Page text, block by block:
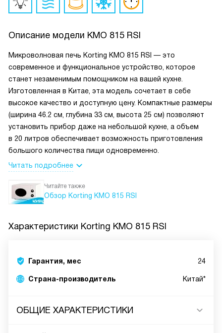
Описание модели KMO 815 RSI
Микроволновая печь Korting KMO 815 RSI — это
современное и функциональное устройство, которое
станет незаменимым помощником на вашей кухне.
Изготовленная в Китае, эта модель сочетает в себе
высокое качество и доступную цену. Компактные размеры
(ширина 46.2 см, глубина 33 см, высота 25 см) позволяют
установить прибор даже на небольшой кухне, а объем
в 20 литров обеспечивает возможность приготовления
большого количества пищи одновременно.
Читать подробнее
Читайте также
Обзор Korting KMO 815 RSI
Характеристики Korting KMO 815 RSI
Гарантия, мес 24
Страна-производитель Китай*
ОБЩИЕ ХАРАКТЕРИСТИКИ